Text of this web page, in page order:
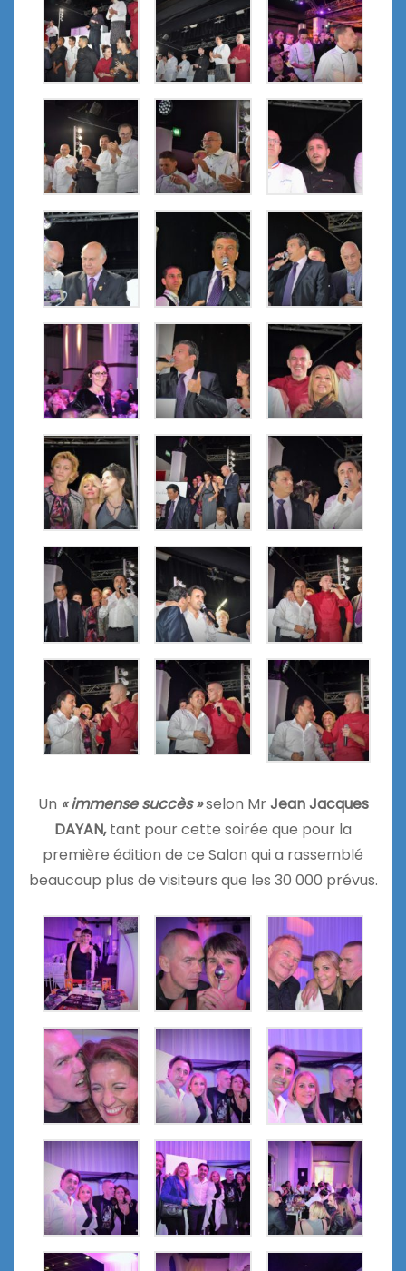
Un « immense succès »selon MrJean Jacques
DAYAN,tant pour cette soirée que pour la
première édition de ce Salon qui a rassemblé
beaucoup plus de visiteurs que les 30 000 prévus.